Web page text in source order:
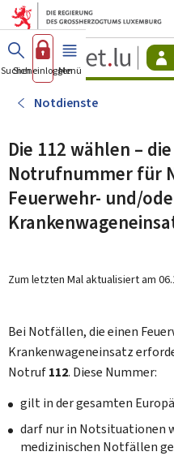
ZumZum
Suchen
Sich einloggen
Menü Haupt-
Notdienste
Die 112 wählen –
Notrufnummer für
Feuerwehr- und/
Zum letzten Mal aktualisiert am
Bei Notfällen, die einen
Krankenwageneinsatz
Notruf112. Diese Nummer:
gilt in der gesamten
darf nur in Notsituationen
medizinischen Notfällen